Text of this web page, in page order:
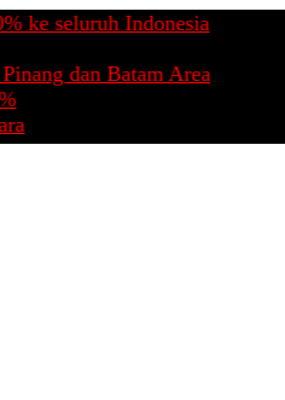
seluruh Indonesia
dan Batam Area